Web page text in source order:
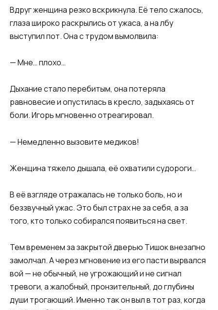
Вдруг женщина резко вскрикнула. Её тело сжалось,
глаза широко раскрылись от ужаса, а на лбу
выступил пот. Она с трудом вымолвила:
— Мне… плохо…
Дыхание стало перебитым, она потеряла
равновесие и опустилась в кресло, задыхаясь от
боли. Игорь мгновенно отреагировал.
— Немедленно вызовите медиков!
Женщина тяжело дышала, её охватили судороги…
В её взгляде отражалась не только боль, но и
беззвучный ужас. Это был страх не за себя, а за
того, кто только собирался появиться на свет.
Тем временем за закрытой дверью Тишок внезапно
замолчал. А через мгновение из его пасти вырвался
вой — не обычный, не угрожающий и не сигнал
тревоги, а жалобный, пронзительный, до глубины
души трогающий. Именно так он выл в тот раз, когда